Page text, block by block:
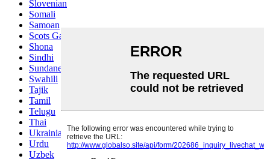
Slovenian
Somali
Samoan
Scots Gaelic
Shona
Sindhi
Sundanese
Swahili
Tajik
Tamil
Telugu
Thai
Ukrainian
Urdu
Uzbek